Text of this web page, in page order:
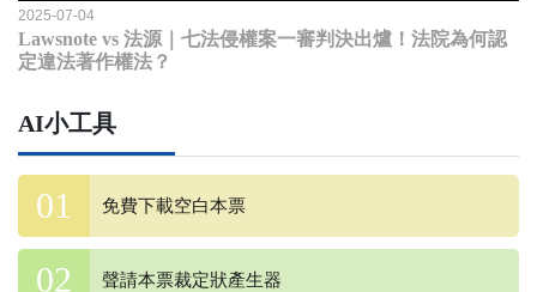
2025-07-04
Lawsnote vs 法源｜七法侵權案一審判決出爐！法院為何認
定違法著作權法？
AI小工具
免費下載空白本票
聲請本票裁定狀產生器